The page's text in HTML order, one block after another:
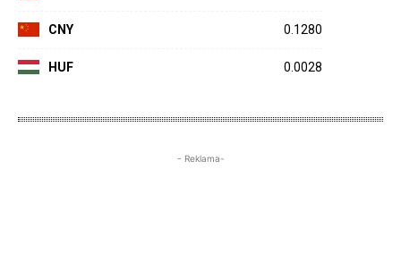
CNY 0.1280
HUF 0.0028
- Reklama-